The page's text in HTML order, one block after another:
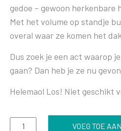
gedoe – gewoon herkenbare
Met het volume op standje
overal waar ze komen het
Dus zoek je een act waarop
gaan? Dan heb je ze nu
Helemaol Los! Niet geschikt
Helemaol
VOEG TOE